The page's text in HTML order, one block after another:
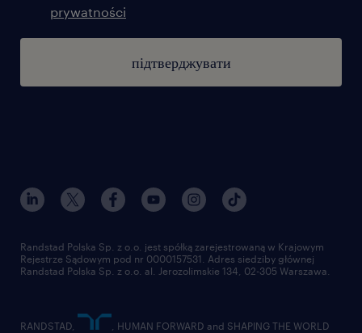
prywatności
підтверджувати
Randstad Polska Sp. z o.o. jest spółką zarejestrowaną w Krajowym
Rejestrze Sądowym pod nr 0000157531. Adres siedziby głównej
Randstad Polska Sp. z o.o. al. Jerozolimskie 134, 02-305 Warszawa.
RANDSTAD,
, HUMAN FORWARD and SHAPING THE WORLD